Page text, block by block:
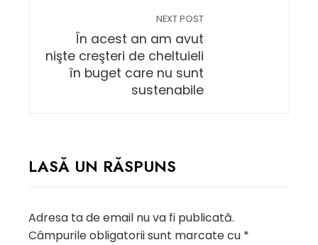
NEXT POST
În acest an am avut
nişte creşteri de cheltuieli
în buget care nu sunt
sustenabile
LASĂ UN RĂSPUNS
Adresa ta de email nu va fi publicată.
Câmpurile obligatorii sunt marcate cu *